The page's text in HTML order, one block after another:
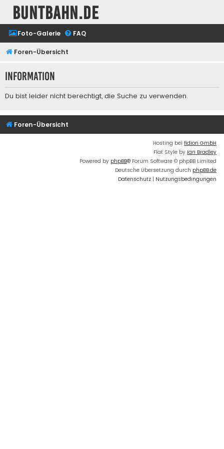
buntbahn.de
Foto-Galerie FAQ
Foren-Übersicht
Information
Du bist leider nicht berechtigt, die Suche zu verwenden.
Foren-Übersicht
Hosting bei fidion GmbH
Flat Style by Ian Bradley
Powered by phpBB® Forum Software © phpBB Limited
Deutsche Übersetzung durch phpBB.de
Datenschutz | Nutzungsbedingungen